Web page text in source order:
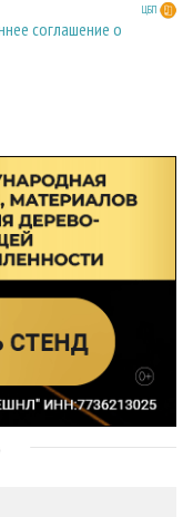
ЦБП
соглашение о